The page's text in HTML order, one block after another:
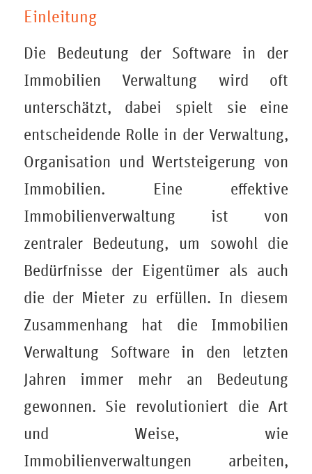
Einleitung
Die Bedeutung der Software in der
Immobilien Verwaltung wird oft
unterschätzt, dabei spielt sie eine
entscheidende Rolle in der Verwaltung,
Organisation und Wertsteigerung von
Immobilien. Eine effektive
Immobilienverwaltung ist von
zentraler Bedeutung, um sowohl die
Bedürfnisse der Eigentümer als auch
die der Mieter zu erfüllen. In diesem
Zusammenhang hat die Immobilien
Verwaltung Software in den letzten
Jahren immer mehr an Bedeutung
gewonnen. Sie revolutioniert die Art
und Weise, wie
Immobilienverwaltungen arbeiten,